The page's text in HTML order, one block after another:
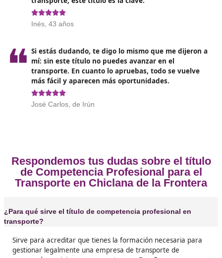
Además, desde el 21 de mayo de 2022
ámbito de aplicación a las furgonetas
deben cumplir con los requisitos y obtener licencia
comunitaria; esto ha seguido plenamente vigente en
afecta a muchas pymes y autónomos que hacen
paquetería transfronteriza.
Opiniones sobre el
Profesional para el Transporte
Chiclana de la Frontera
❝ Aunque tenía muchas dudas, contacté con
docencia en Chiclana, y ellos me han
Ya tengo el título en mi poder.